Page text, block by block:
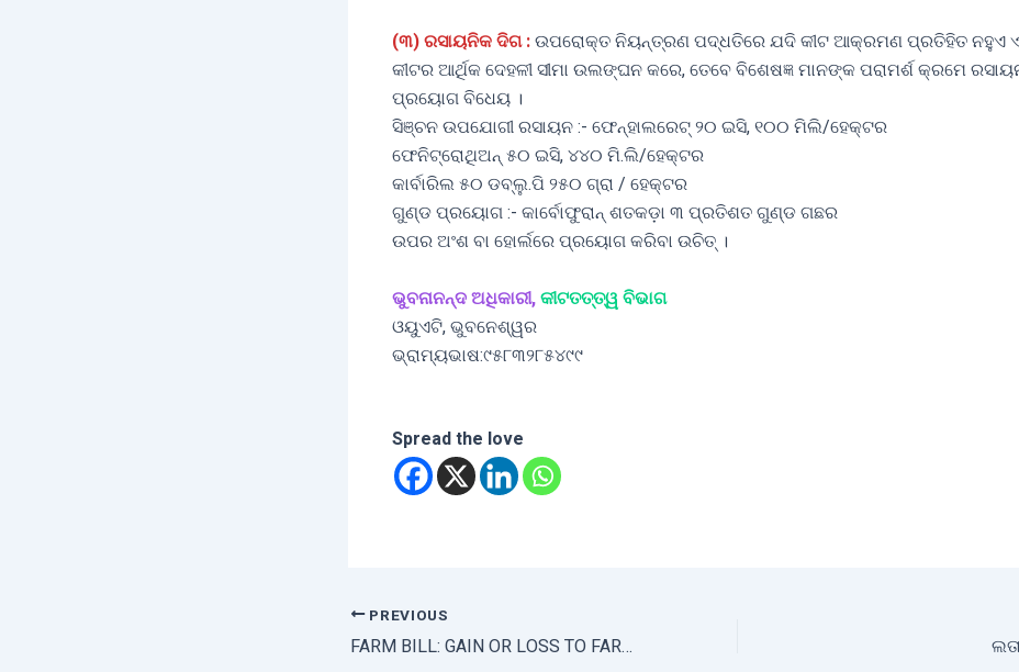
(୩) ରସାୟନିକ ଦିଗ :ଉପରୋକ୍ତ ନିୟନ୍ତ୍ରଣ ପଦ୍ଧତିରେ ଯଦି କୀଟ ଆକ୍ରମଣ ପ୍ରତିହିତ ନହୁଏ
କୀଟର ଆର୍ଥିକ ଦେହଳୀ ସୀମା ଉଲଙ୍ଘନ କରେ, ତେବେ ବିଶେଷଜ୍ଞ ମାନଙ୍କ ପରାମର୍ଶ କ୍ରମେ
ପ୍ରୟୋଗ ବିଧେୟ ।
ସିଞ୍ଚନ ଉପଯୋଗୀ ରସାୟନ :- ଫେନ୍‌ହାଲରେଟ୍‌ ୨୦ ଇସି, ୧୦୦ ମିଲି/ହେକ୍ଟର
ଫେନିଟ୍ରୋଥିଅନ୍‌ ୫୦ ଇସି, ୪୪୦ ମି.ଲି/ହେକ୍ଟର
କାର୍ବାରିଲ ୫୦ ଡବ୍ଲୁ.ପି ୨୫୦ ଗ୍ରା / ହେକ୍ଟର
ଗୁଣ୍ଡ ପ୍ରୟୋଗ :- କାର୍ବୋଫୁରାନ୍‌ ଶତକଡ଼ା ୩ ପ୍ରତିଶତ ଗୁଣ୍ଡ ଗଛର
ଉପର ଅଂଶ ବା ହୋର୍ଲରେ ପ୍ରୟୋଗ କରିବା ଉଚିତ୍‌ ।
ଭୁବନାନନ୍ଦ ଅଧିକାରୀ,କୀଟତତ୍ତ୍ୱ ବିଭାଗ
ଓୟୁଏଟି, ଭୁବନେଶ୍ୱର
ଭ୍ରାମ୍ୟଭାଷ:୯୫୮୩୨୮୫୪୯୯
Spread the love
PREVIOUS
FARM BILL: GAIN OR LOSS TO FARMERS